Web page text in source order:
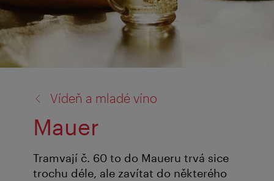
Vídeň a mladé víno
Mauer
Tramvají č. 60 to do Maueru trvá sice
trochu déle, ale zavítat do některého